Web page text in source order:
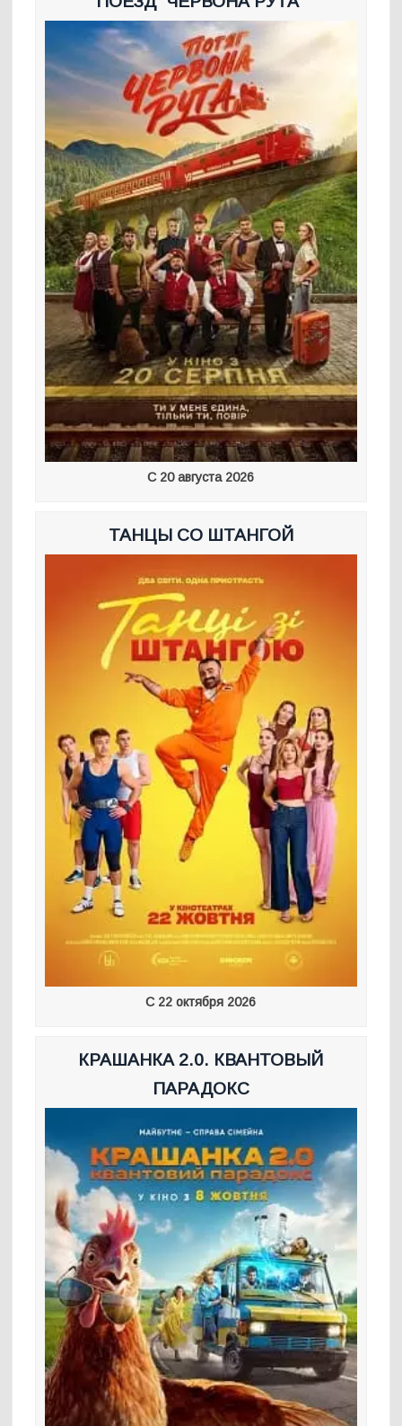
С 20 августа 2026
ТАНЦЫ СО ШТАНГОЙ
С 22 октября 2026
КРАШАНКА 2.0. КВАНТОВЫЙ
ПАРАДОКС